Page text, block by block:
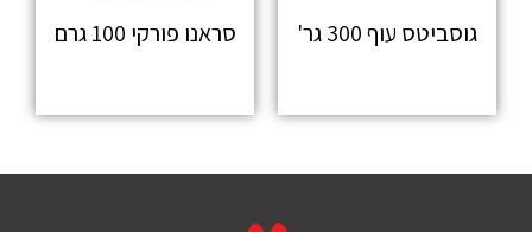
גוסביטס עוף 300 גר' סראנו פורקי 100 גרם